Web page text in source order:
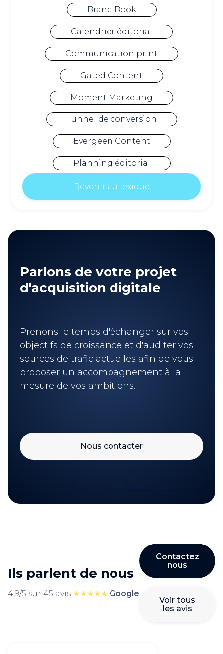
Brand Book
Calendrier éditorial
Communication print
Gated Content
Moment Marketing
Tunnel de conversion
Evergeen Content
Planning éditorial
Revenir au lexique
Parlons de votre projet
d'acquisition digitale
Prenons le temps d'échanger sur vos
objectifs de croissance et d'auditer vos
sources de trafic actuelles afin de vous
proposer un accompagnement à la
mesure de vos ambitions.
Nous contacter
Ils parlent de nous
4,9/5 sur 45 avis ★★★★★ Google
Contactez
nous
Voir tous
les avis